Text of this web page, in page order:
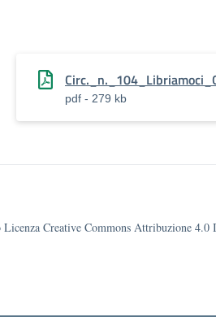
pdf - 279 kb
Licenza Creative Commons Attribuzione 4.0